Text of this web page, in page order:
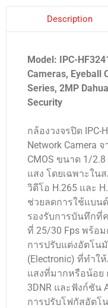
Description
Model: IPC-
Cameras, Eyeball
Series, 2MP
Security
กล้องวงจรปิด IPC-
Network Camera
CMOS ขนาด 1/
แสง โดยเฉพาะใน
วิดีโอ H.265 และ
ช่วยลดการใช้แบน
รองรับการบันทึกที่
ที่ 25/30 Fps พร้อ
การปรับแต่งอัตโน
(Electronic) ที่ทำ
แสงที่มากหรือน้อย
3DNR และฟังก์ชัน
การปรับโฟกัสอัตโ